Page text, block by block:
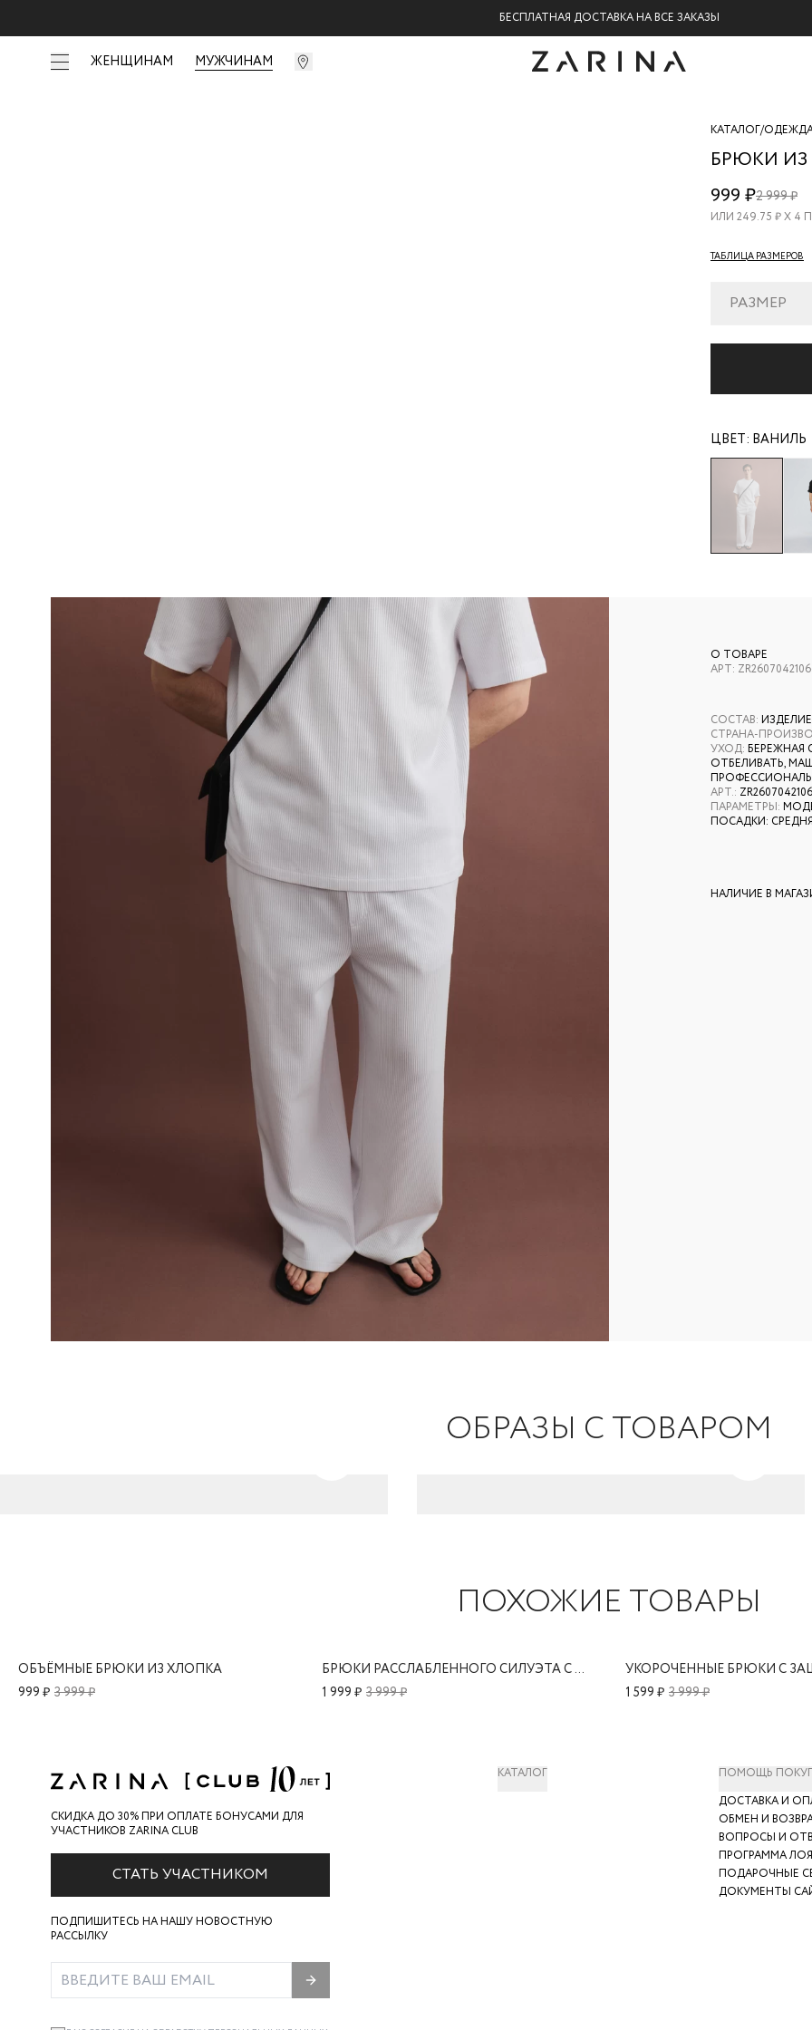
БЕСПЛАТНАЯ ДОСТАВКА НА ВСЕ ЗАКАЗЫ
ЖЕНЩИНАМ МУЖЧИНАМ
КАТАЛОГ/
БРЮКИ
2
999 ₽2 999 ₽
ИЛИ 249.75 ₽ Х 4
ТАБЛИЦА РАЗМЕРОВ
РАЗМЕР
ЦВЕТ: ВАНИЛЬ
О ТОВАРЕ
АРТ:
СОСТАВ:
СТРАНА-
УХОД: БЕРЕЖНАЯ
ОТБЕЛИВАТЬ,
АРТ.: ZR2607042106
ПАРАМЕТРЫ:
ПОСАДКИ:
НАЛИЧИЕ В
ОБРАЗЫ С ТОВАРОМ
ПОХОЖИЕ ТОВАРЫ
ОБЪЁМНЫЕ БРЮКИ ИЗ ХЛОПКА
3 999 ₽
999 ₽
БРЮКИ РАССЛАБЛЕННОГО СИЛУЭТА С ЗАЩИПАМИ
3 999 ₽
1 999 ₽
УКОРОЧЕННЫЕ БРЮКИ С
3 999 ₽
1 599 ₽
СКИДКА ДО 30% ПРИ ОПЛАТЕ БОНУСАМИ ДЛЯ
УЧАСТНИКОВ ZARINA CLUB
СТАТЬ УЧАСТНИКОМ
ПОДПИШИТЕСЬ НА НАШУ НОВОСТНУЮ
РАССЫЛКУ
КАТАЛОГ
ПОМОЩЬ
ДОСТАВКА И
ОБМЕН И
ВОПРОСЫ И
ПРОГРАММА
ПОДАРОЧНЫЕ
ДОКУМЕНТЫ